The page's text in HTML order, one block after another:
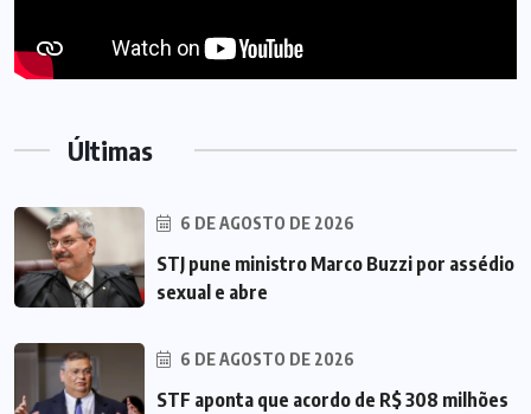
Últimas
6 DE AGOSTO DE 2026
STJ pune ministro Marco Buzzi por assédio
sexual e abre
6 DE AGOSTO DE 2026
STF aponta que acordo de R$ 308 milhões